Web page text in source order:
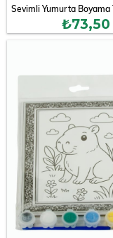
Sevimli Yumurta Boyama
₺73,50